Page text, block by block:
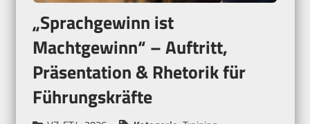
„Sprachgewinn ist
Machtgewinn“ – Auftritt,
Präsentation & Rhetorik für
Führungskräfte